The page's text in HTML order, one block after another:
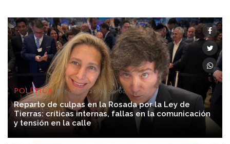
POLÍTICA 08/08/2026 00:36:00
Reparto de culpas en la Rosada por la Ley de
Tierras: críticas internas, fallas en la comunicación
y tensión en la calle